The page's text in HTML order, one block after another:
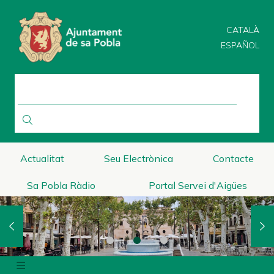
CATALÀ
ESPAÑOL
Actualitat Seu Electrònica Contacte
Sa Pobla Ràdio Portal Servei d'Aigües